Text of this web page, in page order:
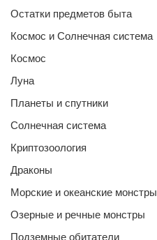
Остатки предметов быта
Космос и Солнечная система
Космос
Луна
Планеты и спутники
Солнечная система
Криптозоология
Драконы
Морские и океанские монстры
Озерные и речные монстры
Подземные обитатели